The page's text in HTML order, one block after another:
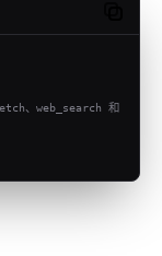
、web_search 和